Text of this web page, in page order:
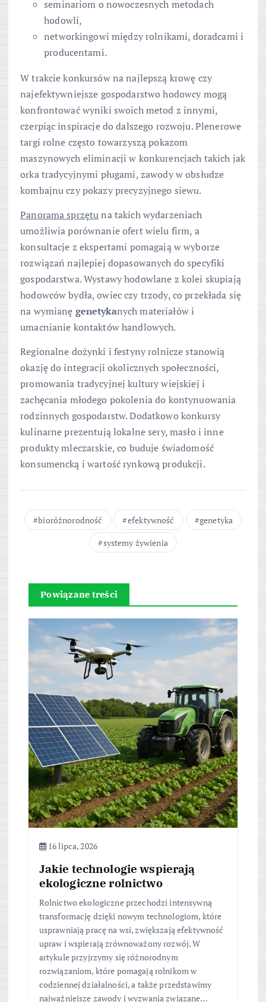
seminariom o nowoczesnych metodach
hodowli,
networkingowi między rolnikami, doradcami i
producentami.
W trakcie konkursów na najlepszą krowę czy
najefektywniejsze gospodarstwo hodowcy mogą
konfrontować wyniki swoich metod z innymi,
czerpiąc inspiracje do dalszego rozwoju. Plenerowe
targi rolne często towarzyszą pokazom
maszynowych eliminacji w konkurencjach takich jak
orka tradycyjnymi pługami, zawody w obsłudze
kombajnu czy pokazy precyzyjnego siewu.
Panorama sprzętuna takich wydarzeniach
umożliwia porównanie ofert wielu firm, a
konsultacje z ekspertami pomagają w wyborze
rozwiązań najlepiej dopasowanych do specyfiki
gospodarstwa. Wystawy hodowlane z kolei skupiają
hodowców bydła, owiec czy trzody, co przekłada się
na wymianę genetykanych materiałów i
umacnianie kontaktów handlowych.
Regionalne dożynki i festyny rolnicze stanowią
okazję do integracji okolicznych społeczności,
promowania tradycyjnej kultury wiejskiej i
zachęcania młodego pokolenia do kontynuowania
rodzinnych gospodarstw. Dodatkowo konkursy
kulinarne prezentują lokalne sery, masło i inne
produkty mleczarskie, co buduje świadomość
konsumencką i wartość rynkową produkcji.
bioróżnorodność efektywność
genetyka
systemy żywienia
Powiązane treści
16 lipca, 2026
Jakie technologie wspierają
ekologiczne rolnictwo
Rolnictwo ekologiczne przechodzi intensywną
transformację dzięki nowym technologiom, które
usprawniają pracę na wsi, zwiększają efektywność
upraw i wspierają zrównoważony rozwój. W
artykule przyjrzymy się różnorodnym
rozwiązaniom, które pomagają rolnikom w
codziennej działalności, a także przedstawimy
najważniejsze zawody i wyzwania związane…